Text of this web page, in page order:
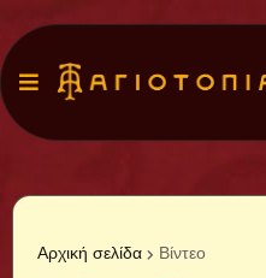
Αρχική σελίδα Βίντεο